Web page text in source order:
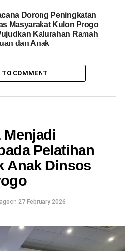
Rejo, Kalirejo
Desa
Dorong Peningkatan
Masyarakat Kulon Progo
Kalurahan Ramah
dan Anak
TO COMMENT
Menjadi
Pelatihan
Anak Dinsos
on 27 February 2026